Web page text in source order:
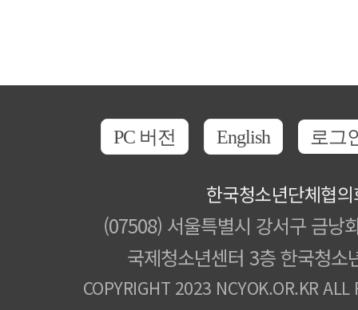
PC 버전 English 로그
한국청소년단체협
(07508) 서울특별시 강서구 금낭
국제청소년센터 3층 한국청소
COPYRIGHT 2023 NCYOK.OR.KR ALL